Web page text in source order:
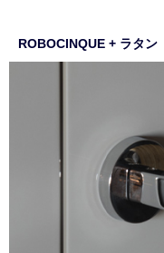
ROBOCINQUE + ラタン